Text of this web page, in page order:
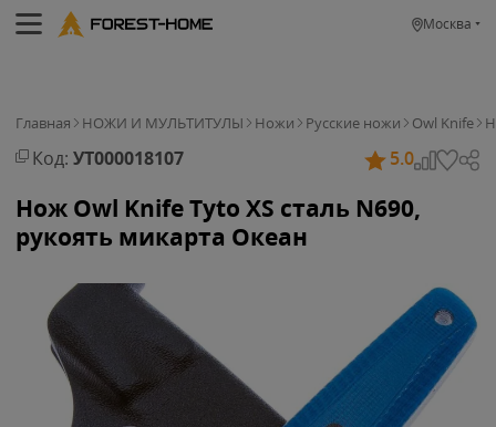
Москва
Главная НОЖИ И МУЛЬТИТУЛЫ Ножи Русские ножи Owl Knife
Код: УТ000018107 5.0
Нож Owl Knife Tyto XS сталь N690,
рукоять микарта Океан